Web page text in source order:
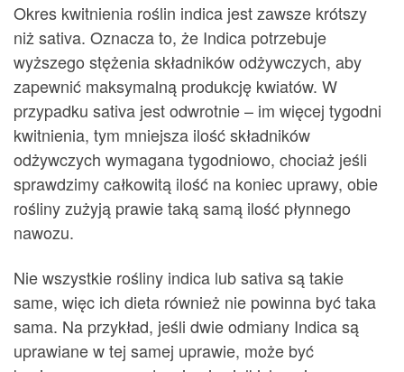
Okres kwitnienia roślin indica jest zawsze krótszy
niż sativa. Oznacza to, że Indica potrzebuje
wyższego stężenia składników odżywczych, aby
zapewnić maksymalną produkcję kwiatów. W
przypadku sativa jest odwrotnie – im więcej tygodni
kwitnienia, tym mniejsza ilość składników
odżywczych wymagana tygodniowo, chociaż jeśli
sprawdzimy całkowitą ilość na koniec uprawy, obie
rośliny zużyją prawie taką samą ilość płynnego
nawozu.
Nie wszystkie rośliny indica lub sativa są takie
same, więc ich dieta również nie powinna być taka
sama. Na przykład, jeśli dwie odmiany Indica są
uprawiane w tej samej uprawie, może być